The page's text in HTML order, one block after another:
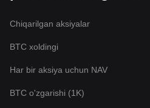
Chiqarilgan aksiyalar
BTC xoldingi
Har bir aksiya uchun NAV
BTC o'zgarishi (1K)